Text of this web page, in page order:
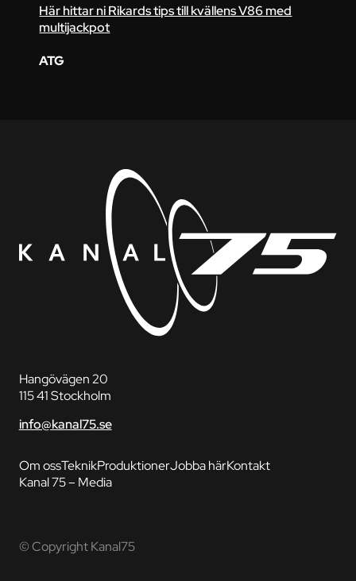
Här hittar ni Rikards tips till kvällens V86 med
multijackpot
ATG
Hangövägen 20
115 41 Stockholm
info@kanal75.se
Om ossTeknikProduktionerJobba härKontakt
Kanal 75 – Media
© Copyright Kanal75